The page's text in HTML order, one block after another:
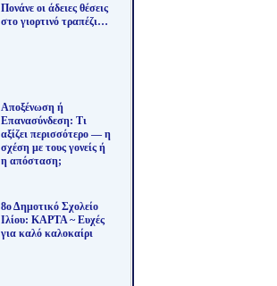
Πονάνε οι άδειες θέσεις
στο γιορτινό τραπέζι…
Αποξένωση ή
Επανασύνδεση: Τι
αξίζει περισσότερο — η
σχέση με τους γονείς ή
η απόσταση;
8ο Δημοτικό Σχολείο
Ιλίου: ΚΑΡΤΑ ~ Ευχές
για καλό καλοκαίρι